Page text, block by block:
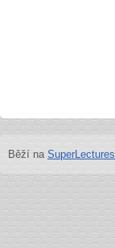
Běží na SuperLectures